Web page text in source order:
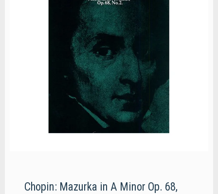
Chopin: Mazurka in A Minor Op. 68,